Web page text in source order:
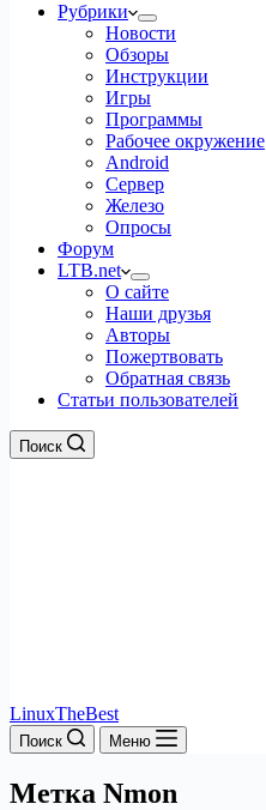
Рубрики
Новости
Обзоры
Инструкции
Игры
Программы
Рабочее окружение
Android
Сервер
Железо
Опросы
Форум
LTB.net
О сайте
Наши друзья
Авторы
Пожертвовать
Обратная связь
Статьи пользователей
Поиск
LinuxTheBest
Поиск Меню
Метка Nmon